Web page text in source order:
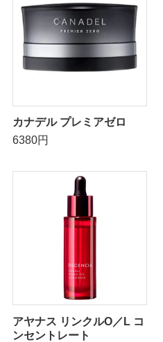
カナデル プレミアゼロ
6380円
アヤナス リンクルO／L コ
ンセントレート